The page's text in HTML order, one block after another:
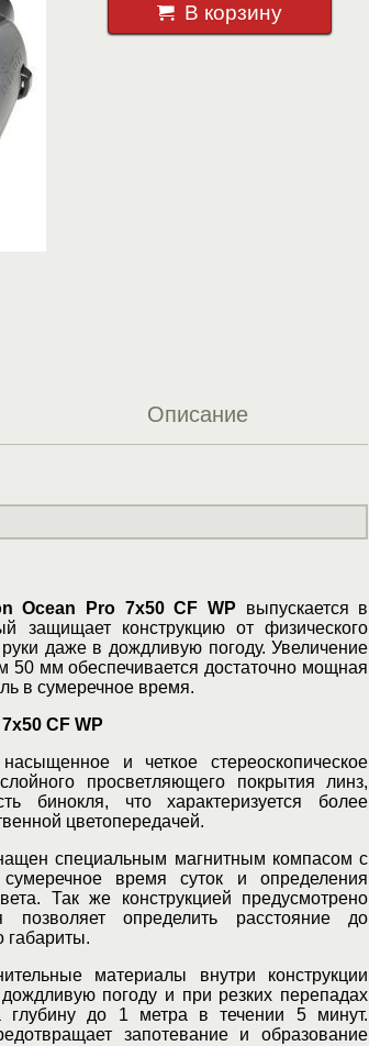
В корзину
Описание
Ocean Pro 7x50 CF WP выпускается в
защищает конструкцию от физического
даже в дождливую погоду. Увеличение
50 мм обеспечивается достаточно мощная
в сумеречное время.
CF WP
и четкое стереоскопическое
просветляющего покрытия линз,
бинокля, что характеризуется более
цветопередачей.
специальным магнитным компасом с
время суток и определения
Так же конструкцией предусмотрено
позволяет определить расстояние до
габариты.
материалы внутри конструкции
погоду и при резких перепадах
глубину до 1 метра в течении 5 минут.
запотевание и образование